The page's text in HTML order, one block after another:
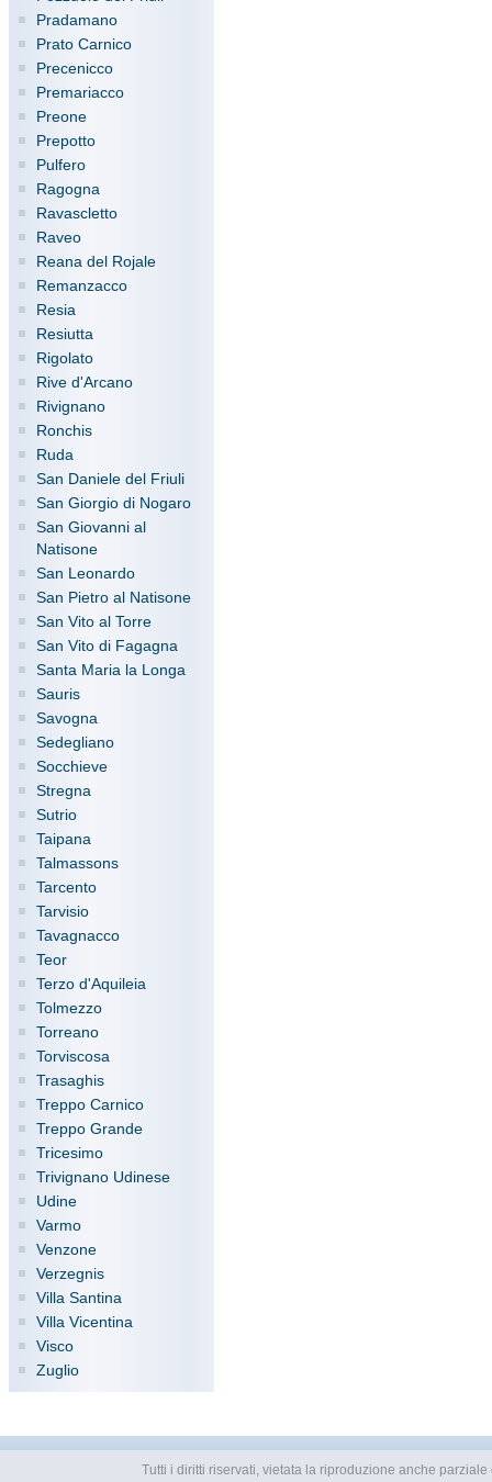
Pradamano
Prato Carnico
Precenicco
Premariacco
Preone
Prepotto
Pulfero
Ragogna
Ravascletto
Raveo
Reana del Rojale
Remanzacco
Resia
Resiutta
Rigolato
Rive d'Arcano
Rivignano
Ronchis
Ruda
San Daniele del Friuli
San Giorgio di Nogaro
San Giovanni al
Natisone
San Leonardo
San Pietro al Natisone
San Vito al Torre
San Vito di Fagagna
Santa Maria la Longa
Sauris
Savogna
Sedegliano
Socchieve
Stregna
Sutrio
Taipana
Talmassons
Tarcento
Tarvisio
Tavagnacco
Teor
Terzo d'Aquileia
Tolmezzo
Torreano
Torviscosa
Trasaghis
Treppo Carnico
Treppo Grande
Tricesimo
Trivignano Udinese
Udine
Varmo
Venzone
Verzegnis
Villa Santina
Villa Vicentina
Visco
Zuglio
Tutti i diritti riservati, vietata la riproduzione anche